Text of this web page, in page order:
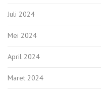
Juli 2024
Mei 2024
April 2024
Maret 2024